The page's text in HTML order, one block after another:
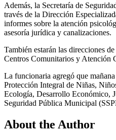
Además, la Secretaría de
través de la Dirección
informes sobre la atención
asesoría jurídica y canalizaciones.
También estarán las direcciones
Centros Comunitarios y Atención
La funcionaria agregó que
Protección Integral de Niñas,
Ecología, Desarrollo Económico,
Seguridad Pública Municipal
About the Author